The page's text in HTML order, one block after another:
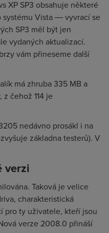
XP SP3 obsahuje některé
Vista ― vyvrací se
SP3 měl být jen
vydaných aktualizací.
vám přineseme další
má zhruba 335 MB a
čehož 114 je
nedávno prosákl i na
základna testerů). V
verzi
Taková je velice
charakteristická
pro ty uživatele, kteří jsou
verze 2008.0 přináší